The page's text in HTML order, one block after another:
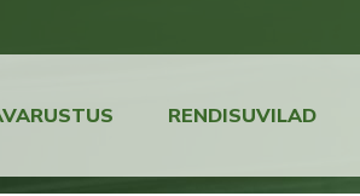
RENDISUVILAD